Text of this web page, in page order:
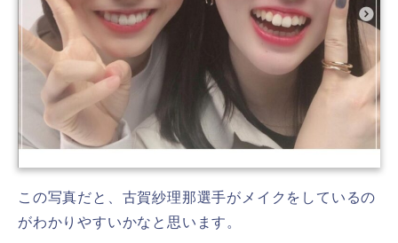
この写真だと、古賀紗理那選手がメイクをしているの
がわかりやすいかなと思います。